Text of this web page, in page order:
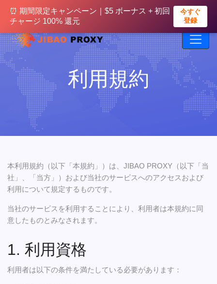
⏰ まもなく終了｜500MBの無料トラフィック
+ 初回入金20%ボーナス実施中
今すぐ受
け取る
⏰ 期間限定キャンペーン｜$5 ボーナス + 初回
チャージ 100% 還元
今すぐ
登録
利用規約
本利用規約（以下「本規約」）は、JIBAO PROXY（以下「当
社」、「当方」）および当社のサービスへのアクセスおよび
利用について規定するものです。
当社のサービスを利用することにより、利用者は本規約に同
意したものとみなされます。
1. 利用資格
利用者は以下の条件を満たしている必要があります：